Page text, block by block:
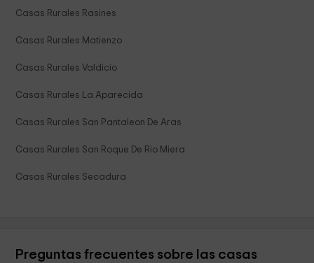
Casas Rurales Rasines
Casas Rurales Matienzo
Casas Rurales Valdicio
Casas Rurales La Aparecida
Casas Rurales San Pantaleon De Aras
Casas Rurales San Roque De Rio Miera
Casas Rurales Secadura
Preguntas frecuentes sobre las casas